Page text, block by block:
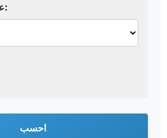
عدد الأرقام العشرية:
احسب